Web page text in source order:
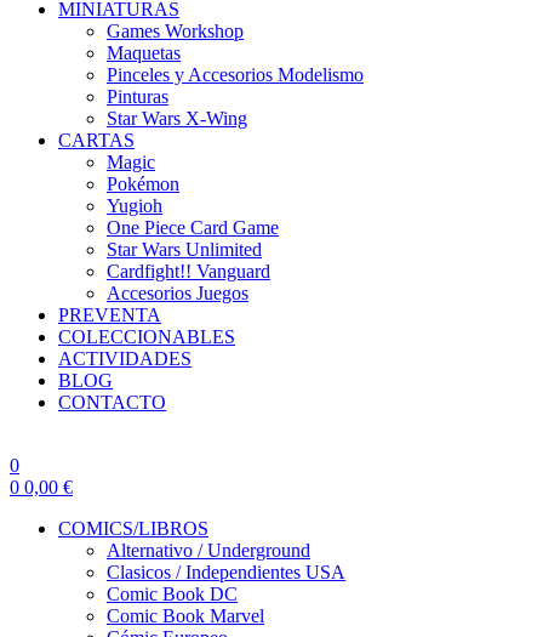
MINIATURAS
Games Workshop
Maquetas
Pinceles y Accesorios Modelismo
Pinturas
Star Wars X-Wing
CARTAS
Magic
Pokémon
Yugioh
One Piece Card Game
Star Wars Unlimited
Cardfight!! Vanguard
Accesorios Juegos
PREVENTA
COLECCIONABLES
ACTIVIDADES
BLOG
CONTACTO
0
0 0,00 €
COMICS/LIBROS
Alternativo / Underground
Clasicos / Independientes USA
Comic Book DC
Comic Book Marvel